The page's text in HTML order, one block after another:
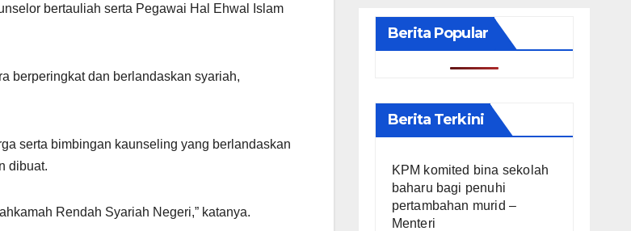
bertauliah serta Pegawai Hal Ehwal Islam
berperingkat dan berlandaskan syariah,
serta bimbingan kaunseling yang berlandaskan
dibuat.
Rendah Syariah Negeri,” katanya.
Berita Popular
Berita Terkini
KPM komited bina sekolah
baharu bagi penuhi
pertambahan murid –
Menteri